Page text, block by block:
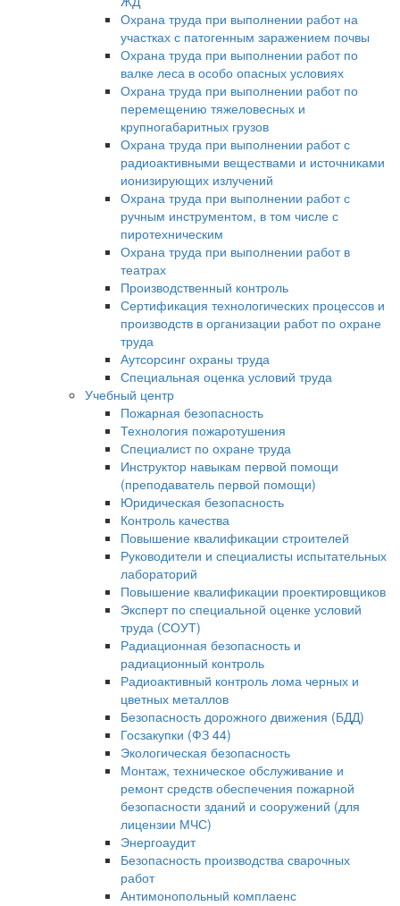
Охрана труда при выполнении работ на
участках с патогенным заражением почвы
Охрана труда при выполнении работ по
валке леса в особо опасных условиях
Охрана труда при выполнении работ по
перемещению тяжеловесных и
крупногабаритных грузов
Охрана труда при выполнении работ с
радиоактивными веществами и источниками
ионизирующих излучений
Охрана труда при выполнении работ с
ручным инструментом, в том числе с
пиротехническим
Охрана труда при выполнении работ в
театрах
Производственный контроль
Сертификация технологических процессов и
производств в организации работ по охране
труда
Аутсорсинг охраны труда
Специальная оценка условий труда
Учебный центр
Пожарная безопасность
Технология пожаротушения
Специалист по охране труда
Инструктор навыкам первой помощи
(преподаватель первой помощи)
Юридическая безопасность
Контроль качества
Повышение квалификации строителей
Руководители и специалисты испытательных
лабораторий
Повышение квалификации проектировщиков
Эксперт по специальной оценке условий
труда (СОУТ)
Радиационная безопасность и
радиационный контроль
Радиоактивный контроль лома черных и
цветных металлов
Безопасность дорожного движения (БДД)
Госзакупки (ФЗ 44)
Экологическая безопасность
Монтаж, техническое обслуживание и
ремонт средств обеспечения пожарной
безопасности зданий и сооружений (для
лицензии МЧС)
Энергоаудит
Безопасность производства сварочных
работ
Антимонопольный комплаенс